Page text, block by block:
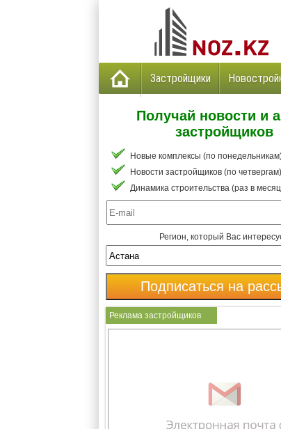
Застройщики
Получай новости и
застройщиков
Новые комплексы (по
Новости застройщиков (по четвергам)
Динамика строительства (раз в
Регион, который Вас
Реклама застройщиков